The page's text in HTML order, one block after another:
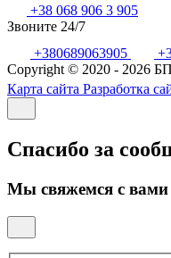
+38 068 906 3 905
Звоните 24/7
+380689063905
Copyright © 2020 - 2026
Карта сайта Разработка
Спасибо за
Мы свяжемся с